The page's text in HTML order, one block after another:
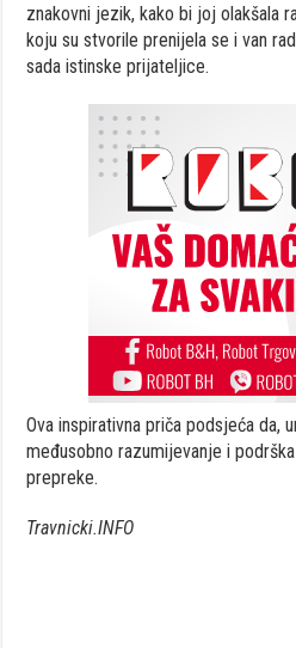
znakovni jezik, kako bi joj olakšala
koju su stvorile prenijela se i van
sada istinske prijateljice.
Ova inspirativna priča podsjeća da,
međusobno razumijevanje i
prepreke.
Travnicki.INFO